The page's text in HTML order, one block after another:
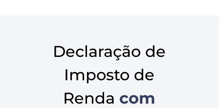
Declaração de
Imposto de
Renda com